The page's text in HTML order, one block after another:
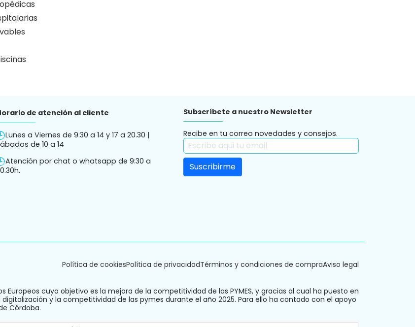
de atención al cliente
Lunes a Viernes de 9:30 a 14 y 17 a 20.30 |
de 10 a 14
Atención por chat o whatsapp de 9:30 a
Subscríbete a nuestro Newsletter
Recibe en tu correo novedades y consejos.
Política de cookiesPolítica de privacidadTérminos y condiciones de compraAviso legal
Europeos cuyo objetivo es la mejora de la competitividad de las PYMES, y gracias al cual ha puesto en
y la competitividad de las pymes durante el año 2025. Para ello ha contado con el apoyo
Córdoba.